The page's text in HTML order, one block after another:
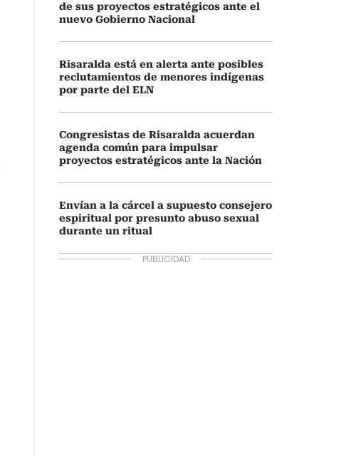
de sus proyectos estratégicos ante el
nuevo Gobierno Nacional
Risaralda está en alerta ante posibles
reclutamientos de menores indígenas
por parte del ELN
Congresistas de Risaralda acuerdan
agenda común para impulsar
proyectos estratégicos ante la Nación
Envían a la cárcel a supuesto consejero
espiritual por presunto abuso sexual
durante un ritual